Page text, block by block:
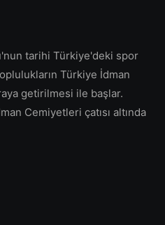
tarihi Türkiye'deki spor
Türkiye İdman
getirilmesi ile başlar.
Cemiyetleri çatısı altında